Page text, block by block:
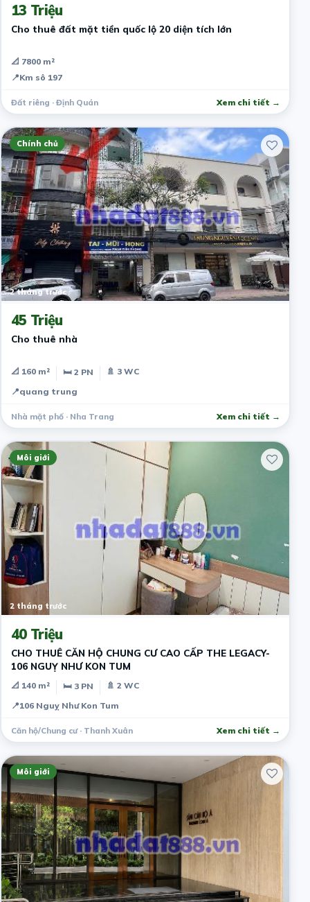
13 Triệu
Cho thuê đất mặt tiền quốc lộ 20 diện tích lớn
📐 7800 m²
📍Km sô 197
Đất riêng · Định Quán Xem chi tiết →
Chính chủ
2 tháng trước
45 Triệu
Cho thuê nhà
📐 160 m² 🛏 2 PN
🚿 3 WC
📍quang trung
Nhà mặt phố · Nha Trang Xem chi tiết →
Môi giới
2 tháng trước
40 Triệu
CHO THUÊ CĂN HỘ CHUNG CƯ CAO CẤP THE LEGACY-
106 NGUỴ NHƯ KON TUM
📐 140 m² 🛏 3 PN
🚿 2 WC
📍106 Nguỵ Như Kon Tum
Căn hộ/Chung cư · Thanh Xuân Xem chi tiết →
Môi giới